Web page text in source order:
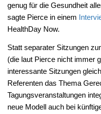
genug für die Gesundheit
sagte Pierce in einem
HealthDay Now.
Statt separater Sitzungen
(die laut Pierce nicht immer
interessante Sitzungen
Referenten das Thema
Tagungsveranstaltungen
neue Modell auch bei